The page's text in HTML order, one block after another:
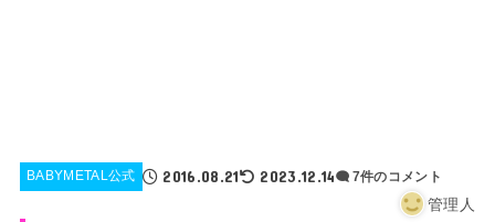
BABYMETAL公式 2016.08.21 2023.12.14 7件のコメント
管理人